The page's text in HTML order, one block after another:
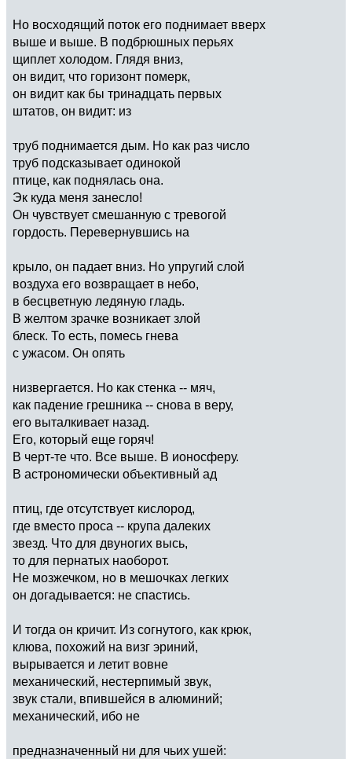
Но восходящий поток его поднимает вверх
выше и выше. В подбрюшных перьях
щиплет холодом. Глядя вниз,
он видит, что горизонт померк,
он видит как бы тринадцать первых
штатов, он видит: из
труб поднимается дым. Но как раз число
труб подсказывает одинокой
птице, как поднялась она.
Эк куда меня занесло!
Он чувствует смешанную с тревогой
гордость. Перевернувшись на
крыло, он падает вниз. Но упругий слой
воздуха его возвращает в небо,
в бесцветную ледяную гладь.
В желтом зрачке возникает злой
блеск. То есть, помесь гнева
с ужасом. Он опять
низвергается. Но как стенка -- мяч,
как падение грешника -- снова в веру,
его выталкивает назад.
Его, который еще горяч!
В черт-те что. Все выше. В ионосферу.
В астрономически объективный ад
птиц, где отсутствует кислород,
где вместо проса -- крупа далеких
звезд. Что для двуногих высь,
то для пернатых наоборот.
Не мозжечком, но в мешочках легких
он догадывается: не спастись.
И тогда он кричит. Из согнутого, как крюк,
клюва, похожий на визг эриний,
вырывается и летит вовне
механический, нестерпимый звук,
звук стали, впившейся в алюминий;
механический, ибо не
предназначенный ни для чьих ушей: